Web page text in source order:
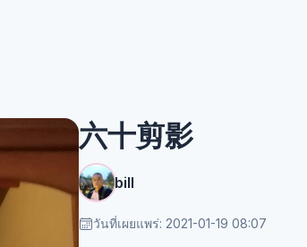
六十剪影
bill
วันที่เผยแพร่: 2021-01-19 08:07